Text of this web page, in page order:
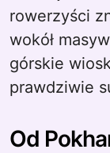
rowerzyści
wokół
górskie
prawdziwie
Od